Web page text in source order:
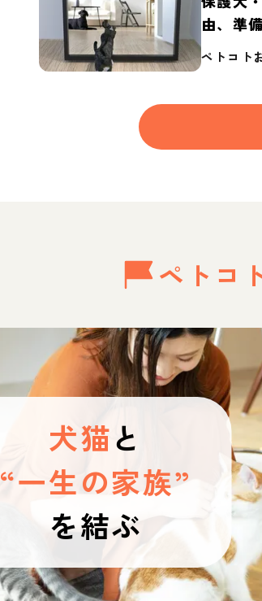
由、準
ペトコト
ペトコ
犬猫と
“一生の家族”
を結ぶ